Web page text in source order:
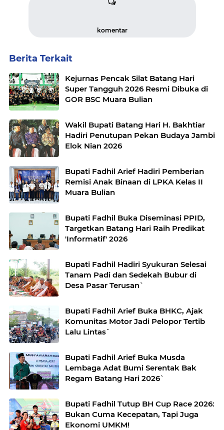
komentar
Berita Terkait
Kejurnas Pencak Silat Batang Hari
Super Tangguh 2026 Resmi Dibuka di
GOR BSC Muara Bulian
Wakil Bupati Batang Hari H. Bakhtiar
Hadiri Penutupan Pekan Budaya Jambi
Elok Nian 2026
Bupati Fadhil Arief Hadiri Pemberian
Remisi Anak Binaan di LPKA Kelas II
Muara Bulian
Bupati Fadhil Buka Diseminasi PPID,
Targetkan Batang Hari Raih Predikat
'Informatif' 2026
Bupati Fadhil Hadiri Syukuran Selesai
Tanam Padi dan Sedekah Bubur di
Desa Pasar Terusan`
Bupati Fadhil Arief Buka BHKC, Ajak
Komunitas Motor Jadi Pelopor Tertib
Lalu Lintas`
Bupati Fadhil Arief Buka Musda
Lembaga Adat Bumi Serentak Bak
Regam Batang Hari 2026`
Bupati Fadhil Tutup BH Cup Race 2026:
Bukan Cuma Kecepatan, Tapi Juga
Ekonomi UMKM!